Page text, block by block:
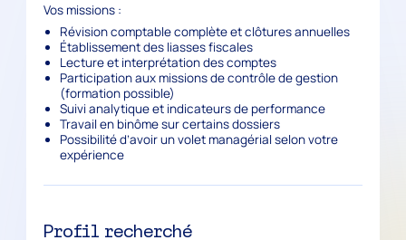
Vos missions :
Révision comptable complète et clôtures annuelles
Établissement des liasses fiscales
Lecture et interprétation des comptes
Participation aux missions de contrôle de gestion
(formation possible)
Suivi analytique et indicateurs de performance
Travail en binôme sur certains dossiers
Possibilité d’avoir un volet managérial selon votre
expérience
Profil recherché